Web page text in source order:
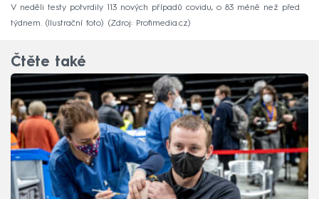
V neděli testy potvrdily 113 nových případů covidu, o 83 méně než před
týdnem. (Ilustrační foto)
Zdroj: Profimedia.cz
Čtěte také